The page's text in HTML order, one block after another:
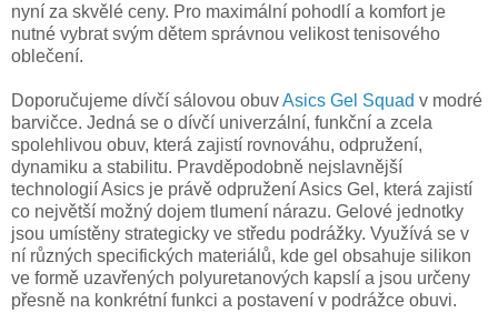
nyní za skvělé ceny. Pro maximální pohodlí a komfort je
nutné vybrat svým dětem správnou velikost tenisového
oblečení.
Doporučujeme dívčí sálovou obuvAsics Gel Squad v modré
barvičce. Jedná se o dívčí univerzální, funkční a zcela
spolehlivou obuv, která zajistí rovnováhu, odpružení,
dynamiku a stabilitu. Pravděpodobně nejslavnější
technologií Asics je právě odpružení Asics Gel, která zajistí
co největší možný dojem tlumení nárazu. Gelové jednotky
jsou umístěny strategicky ve středu podrážky. Využívá se v
ní různých specifických materiálů, kde gel obsahuje silikon
ve formě uzavřených polyuretanových kapslí a jsou určeny
přesně na konkrétní funkci a postavení v podrážce obuvi.